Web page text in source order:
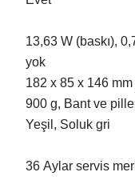
13,63 W (baskı),
yok
182‎ x 85 x 146
900 g, Bant ve
Yeşil, Soluk gri
36 Aylar servis